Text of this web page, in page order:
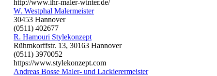
http://www.ihr-maler-winter.de/
W. Westphal Malermeister
30453 Hannover
(0511) 402677
R. Hamouri Stylekonzept
Rühmkorffstr. 13, 30163 Hannover
(0511) 3970052
https://www.stylekonzept.com
Andreas Bosse Maler- und Lackierermeister